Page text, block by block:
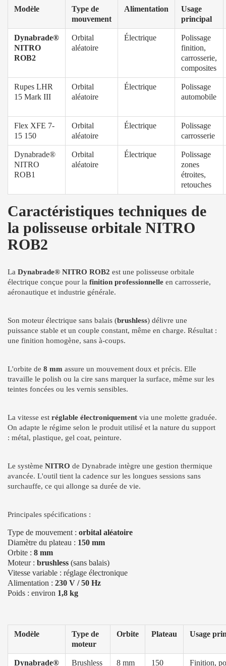
Modèle
Type de
mouvement
Alimentation
Usage
principal
Dynabrade®
NITRO
ROB2
Orbital
aléatoire
Électrique
Polissage
finition,
carrosserie,
composites
Rupes LHR
15 Mark III
Orbital
aléatoire
Électrique
Polissage
automobile
Flex XFE 7-
15 150
Orbital
aléatoire
Électrique
Polissage
carrosserie
Dynabrade®
NITRO
ROB1
Orbital
aléatoire
Électrique
Polissage
zones
étroites,
retouches
Caractéristiques techniques de
la polisseuse orbitale NITRO
ROB2
La Dynabrade® NITRO ROB2 est une polisseuse orbitale
électrique conçue pour la finition professionnelle en carrosserie,
aéronautique et industrie générale.
Son moteur électrique sans balais (brushless) délivre une
puissance stable et un couple constant, même en charge. Résultat :
une finition homogène, sans à-coups.
L'orbite de 8 mm assure un mouvement doux et précis. Elle
travaille le polish ou la cire sans marquer la surface, même sur les
teintes foncées ou les vernis sensibles.
La vitesse est réglable électroniquement via une molette graduée.
On adapte le régime selon le produit utilisé et la nature du support
: métal, plastique, gel coat, peinture.
Le système NITRO de Dynabrade intègre une gestion thermique
avancée. L'outil tient la cadence sur les longues sessions sans
surchauffe, ce qui allonge sa durée de vie.
Principales spécifications :
Type de mouvement : orbital aléatoire
Diamètre du plateau : 150 mm
Orbite : 8 mm
Moteur : brushless (sans balais)
Vitesse variable : réglage électronique
Alimentation : 230 V / 50 Hz
Poids : environ 1,8 kg
Modèle
Type de
moteur
Orbite Plateau Usage
Dynabrade®
Brushless
8 mm
150
Finition,